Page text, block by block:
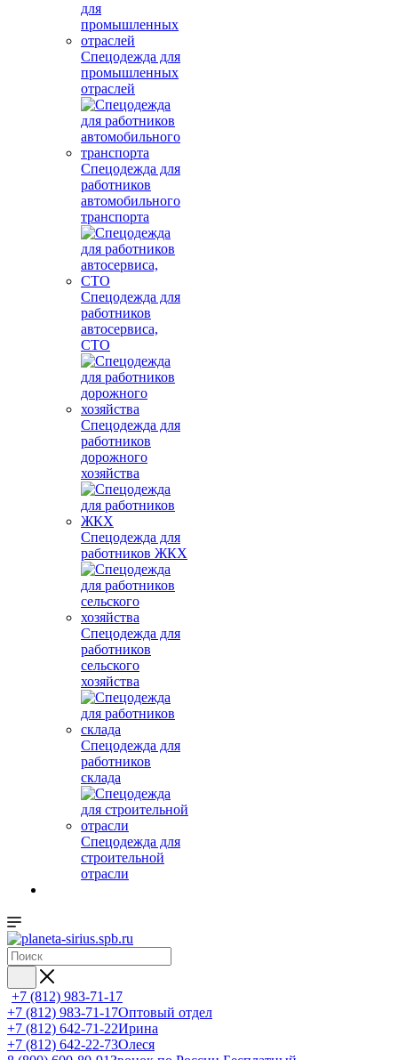
Спецодежда для
промышленных
отраслей
Спецодежда для
работников
автомобильного
транспорта
Спецодежда для
работников
автосервиса,
СТО
Спецодежда для
работников
дорожного
хозяйства
Спецодежда для
работников ЖКХ
Спецодежда для
работников
сельского
хозяйства
Спецодежда для
работников
склада
Спецодежда для
строительной
отрасли
+7 (812) 983-71-17
+7 (812) 983-71-17Оптовый отдел
+7 (812) 642-71-22Ирина
+7 (812) 642-22-73Олеся